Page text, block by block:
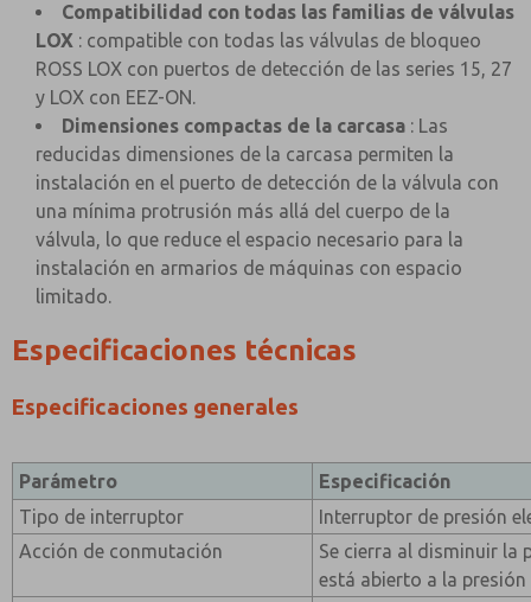
Compatibilidad con todas las familias de válvulas
LOX : compatible con todas las válvulas de bloqueo
ROSS LOX con puertos de detección de las series 15, 27
y LOX con EEZ-ON.
Dimensiones compactas de la carcasa : Las
reducidas dimensiones de la carcasa permiten la
instalación en el puerto de detección de la válvula con
una mínima protrusión más allá del cuerpo de la
válvula, lo que reduce el espacio necesario para la
instalación en armarios de máquinas con espacio
limitado.
Especificaciones técnicas
Especificaciones generales
Parámetro
Especificación
Tipo de interruptor
Interruptor de presión
Acción de conmutación
Se cierra al disminuir la
está abierto a la presión